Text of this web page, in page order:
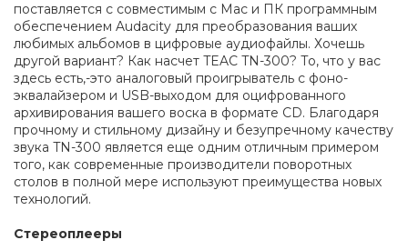
поставляется с совместимым с Mac и ПК программным
обеспечением Audacity для преобразования ваших
любимых альбомов в цифровые аудиофайлы. Хочешь
другой вариант? Как насчет TEAC TN-300? То, что у вас
здесь есть,-это аналоговый проигрыватель с фоно-
эквалайзером и USB-выходом для оцифрованного
архивирования вашего воска в формате CD. Благодаря
прочному и стильному дизайну и безупречному качеству
звука TN-300 является еще одним отличным примером
того, как современные производители поворотных
столов в полной мере используют преимущества новых
технологий.
Стереоплееры